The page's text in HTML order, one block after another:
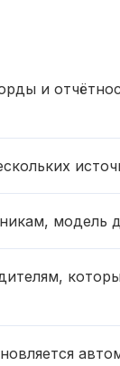
и
модель